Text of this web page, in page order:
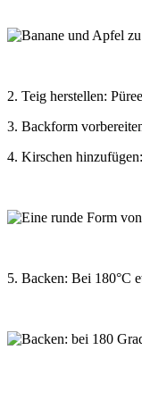
2. Teig herstellen:
3. Backform
4. Kirschen
5. Backen: Bei 180°C